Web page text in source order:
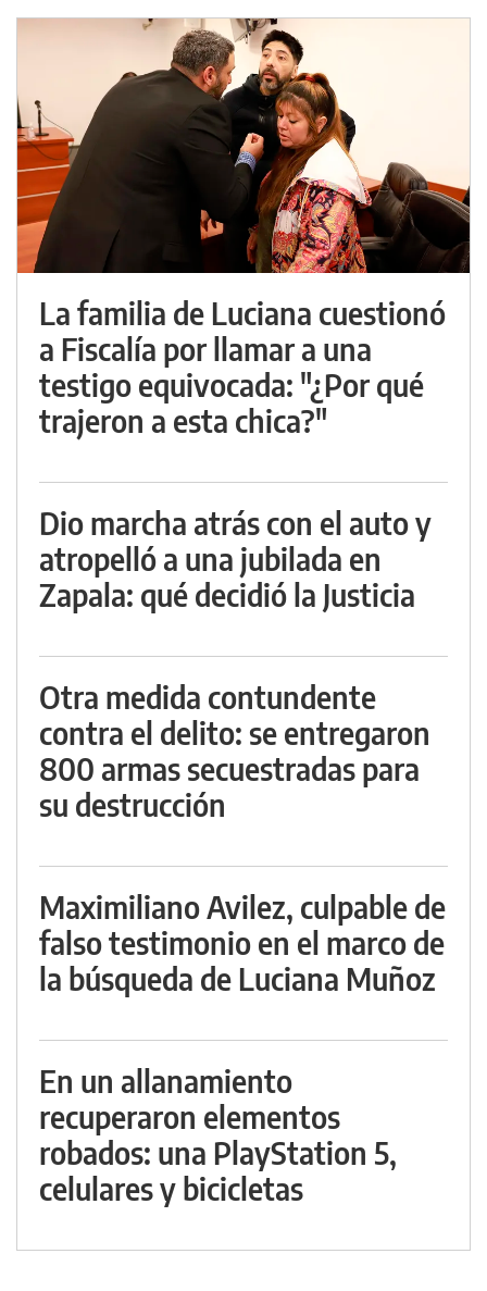
La familia de Luciana cuestionó
a Fiscalía por llamar a una
testigo equivocada: "¿Por qué
trajeron a esta chica?"
Dio marcha atrás con el auto y
atropelló a una jubilada en
Zapala: qué decidió la Justicia
Otra medida contundente
contra el delito: se entregaron
800 armas secuestradas para
su destrucción
Maximiliano Avilez, culpable de
falso testimonio en el marco de
la búsqueda de Luciana Muñoz
En un allanamiento
recuperaron elementos
robados: una PlayStation 5,
celulares y bicicletas